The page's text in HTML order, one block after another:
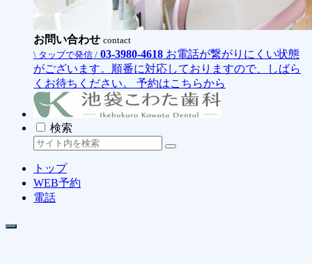
お問い合わせ contact
\ タップで発信 / 03-3980-4618 お電話が繋がりにくい状態
がございます。順番に対応しておりますので、しばら
くお待ちください。
予約はこちらから
検索
トップ
WEB予約
電話